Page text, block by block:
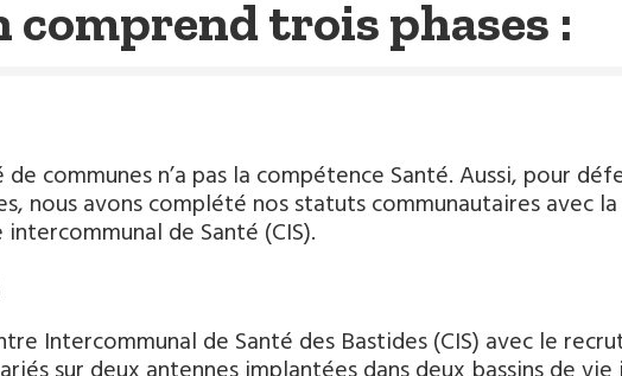
comprend trois phases :
communes n’a pas la compétence Santé. Aussi, pour
nous avons complété nos statuts communautaires avec
de Santé (CIS).
Intercommunal de Santé des Bastides (CIS) avec le